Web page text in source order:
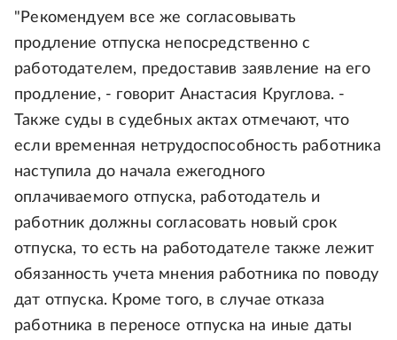
"Рекомендуем все же согласовывать
продление отпуска непосредственно с
работодателем, предоставив заявление на его
продление, - говорит Анастасия Круглова. -
Также суды в судебных актах отмечают, что
если временная нетрудоспособность работника
наступила до начала ежегодного
оплачиваемого отпуска, работодатель и
работник должны согласовать новый срок
отпуска, то есть на работодателе также лежит
обязанность учета мнения работника по поводу
дат отпуска. Кроме того, в случае отказа
работника в переносе отпуска на иные даты